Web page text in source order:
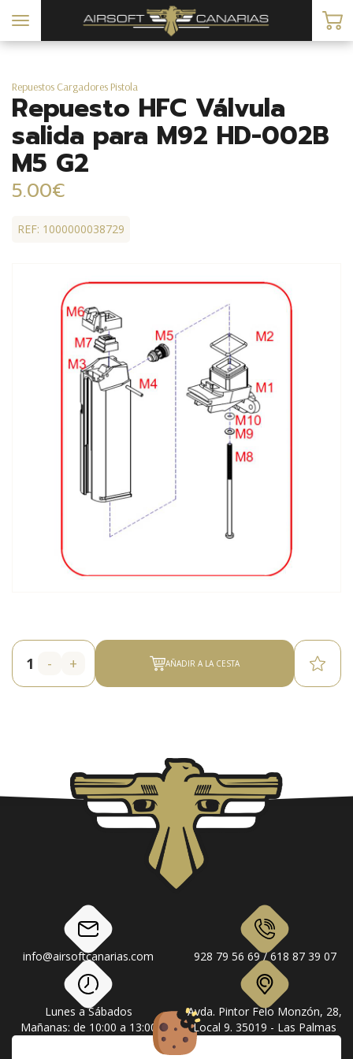
Toggle
navigation
Repuestos Cargadores Pistola
Repuesto HFC Válvula
salida para M92 HD-002B
M5 G2
5.00€
REF: 1000000038729
- + AÑADIR A LA CESTA
info@airsoftcanarias.com 928 79 56 69 / 618 87 39 07
Lunes a Sábados
Mañanas: de 10:00 a 13:00
Avda. Pintor Felo Monzón, 28,
Local 9. 35019 - Las Palmas